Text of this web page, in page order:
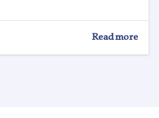
Read more
اعلان